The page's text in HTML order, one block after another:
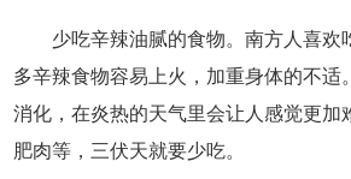
少吃辛辣油腻的食物。南方人喜欢
多辛辣食物容易上火，加重身体的不适
消化，在炎热的天气里会让人感觉更加
肥肉等，三伏天就要少吃。